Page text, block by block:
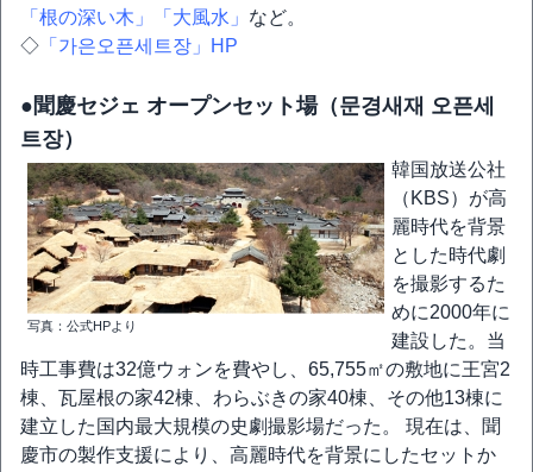
「根の深い木」
「大風水」 など。
◇ 「가은오픈세트장」HP
●聞慶セジェ オープンセット場（문경새재 오픈세
트장）
写真：公式HPより
韓国放送公社
（KBS）が高
麗時代を背景
とした時代劇
を撮影するた
めに2000年に
建設した。当
時工事費は32億ウォンを費やし、65,755㎡の敷地に王宮2
棟、瓦屋根の家42棟、わらぶきの家40棟、その他13棟に
建立した国内最大規模の史劇撮影場だった。 現在は、聞
慶市の製作支援により、高麗時代を背景にしたセットか